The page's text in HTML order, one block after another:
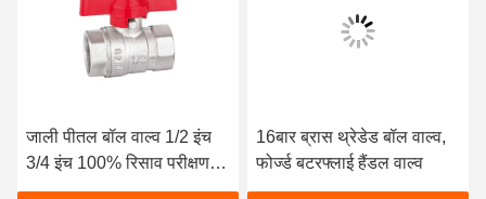
जाली पीतल बॉल वाल्व 1/2 इंच
3/4 इंच 100% रिसाव परीक्षण
किया गया
16बार ब्रास थ्रेडेड बॉल वाल्व,
फोर्ज्ड बटरफ्लाई हैंडल वाल्व